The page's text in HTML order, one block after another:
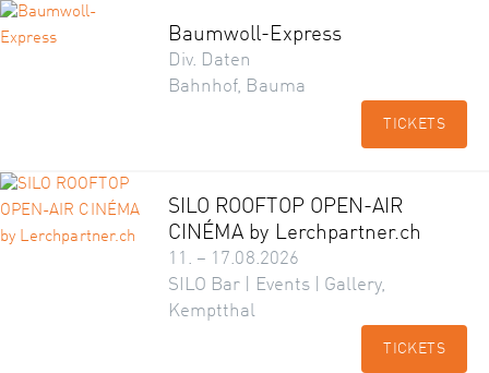
Baumwoll-Express
Div. Daten
Bahnhof, Bauma
TICKETS
SILO ROOFTOP OPEN-AIR
CINÉMA by Lerchpartner.ch
11. – 17.08.2026
SILO Bar | Events | Gallery,
Kemptthal
TICKETS